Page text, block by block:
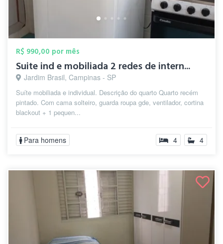
R$ 990,00 por mês
Suite ind e mobiliada 2 redes de intern...
Jardim Brasil, Campinas - SP
Suíte mobiliada e individual. Descrição do quarto Quarto recém
pintado. Com cama solteiro, guarda roupa gde, ventilador, cortina
blackout + 1 pequen...
Para homens 4 4